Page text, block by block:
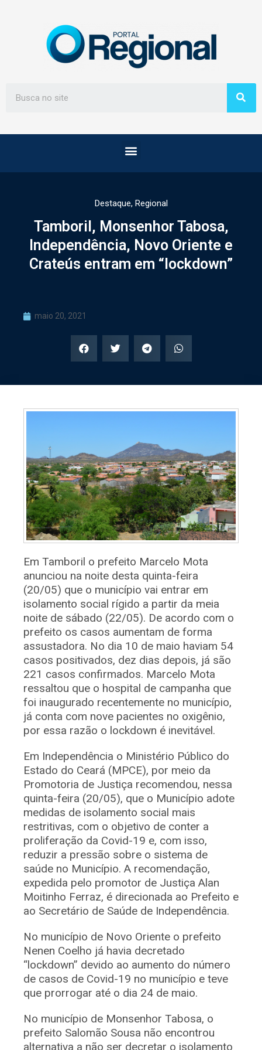
Destaque, Regional
Tamboril, Monsenhor Tabosa,
Independência, Novo Oriente e
Crateús entram em “lockdown”
maio 20, 2021
Em Tamboril o prefeito Marcelo Mota
anunciou na noite desta quinta-feira
(20/05) que o município vai entrar em
isolamento social rígido a partir da meia
noite de sábado (22/05). De acordo com o
prefeito os casos aumentam de forma
assustadora. No dia 10 de maio haviam 54
casos positivados, dez dias depois, já são
221 casos confirmados. Marcelo Mota
ressaltou que o hospital de campanha que
foi inaugurado recentemente no município,
já conta com nove pacientes no oxigênio,
por essa razão o lockdown é inevitável.
Em Independência o Ministério Público do
Estado do Ceará (MPCE), por meio da
Promotoria de Justiça recomendou, nessa
quinta-feira (20/05), que o Município adote
medidas de isolamento social mais
restritivas, com o objetivo de conter a
proliferação da Covid-19 e, com isso,
reduzir a pressão sobre o sistema de
saúde no Município. A recomendação,
expedida pelo promotor de Justiça Alan
Moitinho Ferraz, é direcionada ao Prefeito e
ao Secretário de Saúde de Independência.
No município de Novo Oriente o prefeito
Nenen Coelho já havia decretado
“lockdown” devido ao aumento do número
de casos de Covid-19 no município e teve
que prorrogar até o dia 24 de maio.
No município de Monsenhor Tabosa, o
prefeito Salomão Sousa não encontrou
alternativa a não ser decretar o isolamento